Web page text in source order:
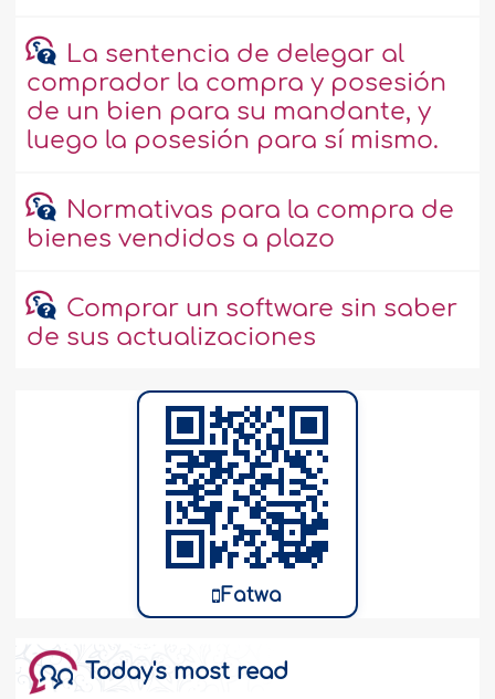
La sentencia de delegar al
comprador la compra y posesión
de un bien para su mandante, y
luego la posesión para sí mismo.
Normativas para la compra de
bienes vendidos a plazo
Comprar un software sin saber
de sus actualizaciones
Fatwa
Today's most read